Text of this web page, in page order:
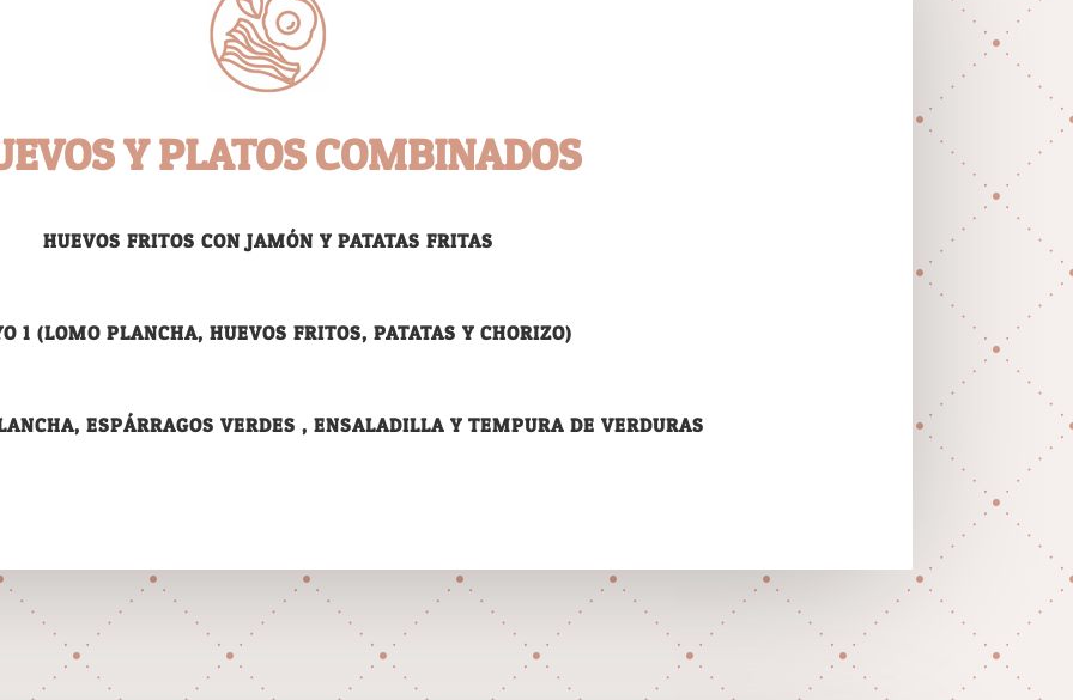
Y PLATOS COMBINADOS
HUEVOS FRITOS CON JAMÓN Y PATATAS FRITAS
1 (LOMO PLANCHA, HUEVOS FRITOS, PATATAS Y CHORIZO)
ESPÁRRAGOS VERDES , ENSALADILLA Y TEMPURA DE VERDURAS